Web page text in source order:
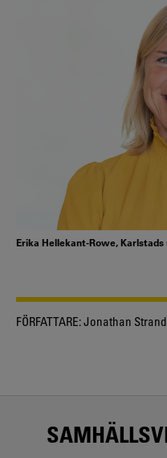
Erika Hellekant-Rowe,
FÖRFATTARE:Jonathan